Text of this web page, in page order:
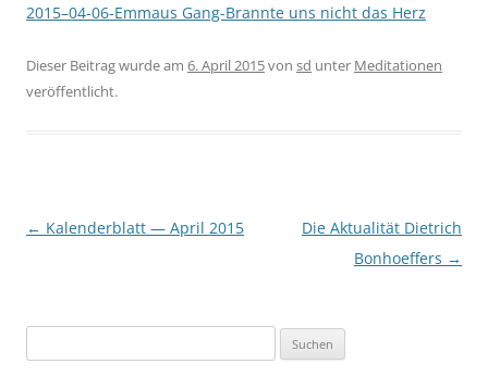
2015–04-06-Emmaus Gang-Brann­te uns nicht das Herz
Dieser Beitrag wurde am 6. April 2015von sd unter Meditationen
veröffentlicht.
Beitragsnavigation
← Kalenderblatt — April 2015
Die Aktualität Dietrich
Bonhoeffers →
nach: